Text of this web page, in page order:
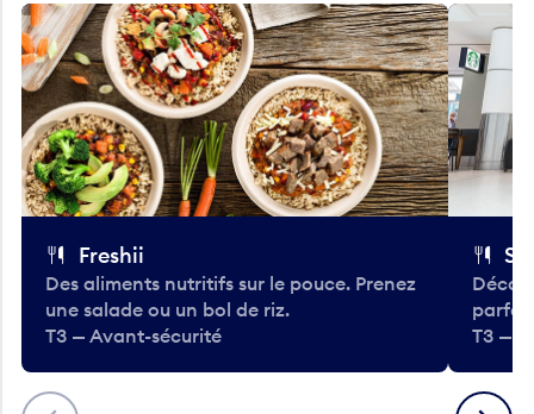
Précédent
Freshii
Des aliments nutritifs sur le pouce. Prenez
une salade ou un bol de riz.
T3 — Avant-sécurité
T3 —
Suivant